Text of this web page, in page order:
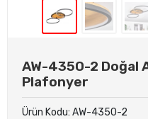
AW-4350-2 Doğal
Plafonyer
Ürün Kodu: AW-4350-2